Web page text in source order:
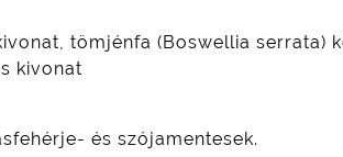
tömjénfa (Boswellia serrata)
kivonat
és szójamentesek.